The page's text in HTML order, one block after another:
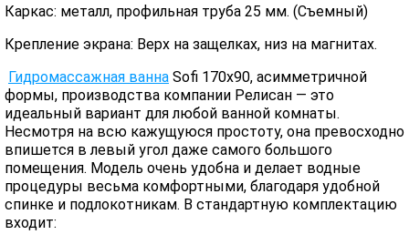
Каркас: металл, профильная труба 25 мм. (Съемный)
Крепление экрана: Верх на защелках, низ на магнитах.
Гидромассажная ванна Sofi 170х90, асимметричной
формы, производства компании Релисан — это
идеальный вариант для любой ванной комнаты.
Несмотря на всю кажущуюся простоту, она превосходно
впишется в левый угол даже самого большого
помещения. Модель очень удобна и делает водные
процедуры весьма комфортными, благодаря удобной
спинке и подлокотникам. В стандартную комплектацию
входит: